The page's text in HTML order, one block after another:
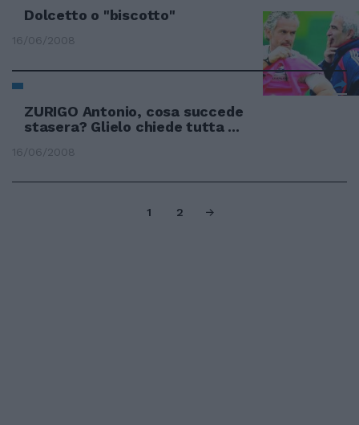
Dolcetto o "biscotto"
16/06/2008
ZURIGO Antonio, cosa succede
stasera? Glielo chiede tutta ...
16/06/2008
1 2